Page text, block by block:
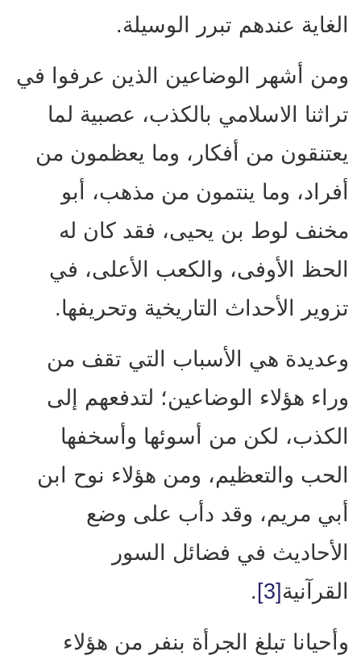
الغاية عندهم تبرر الوسيلة.
ومن أشهر الوضاعين الذين عرفوا في
تراثنا الاسلامي بالكذب، عصبية لما
يعتنقون من أفكار، وما يعظمون من
أفراد، وما ينتمون من مذهب، أبو
مخنف لوط بن يحيى، فقد كان له
الحظ الأوفى، والكعب الأعلى، في
تزوير الأحداث التاريخية وتحريفها.
وعديدة هي الأسباب التي تقف من
وراء هؤلاء الوضاعين؛ لتدفعهم إلى
الكذب، لكن من أسوئها وأسخفها
الحب والتعظيم، ومن هؤلاء نوح ابن
أبي مريم، وقد دأب على وضع
الأحاديث في فضائل السور
القرآنية [3]
.
وأحيانا تبلغ الجرأة بنفر من هؤلاء